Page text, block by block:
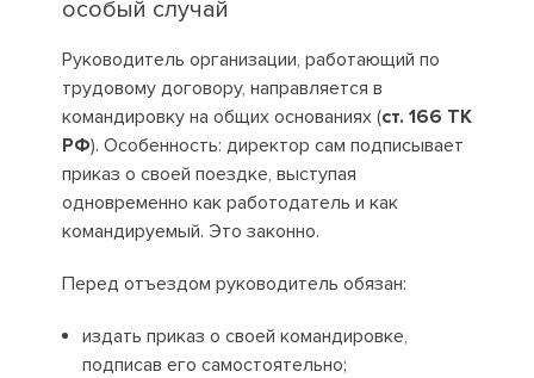
особый случай
Руководитель организации, работающий по
трудовому договору, направляется в
командировку на общих основаниях (ст. 166 ТК
РФ). Особенность: директор сам подписывает
приказ о своей поездке, выступая
одновременно как работодатель и как
командируемый. Это законно.
Перед отъездом руководитель обязан:
издать приказ о своей командировке,
подписав его самостоятельно;